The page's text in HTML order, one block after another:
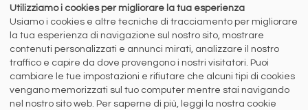
Privacy policy
Digital Services Act Policy
MENU
MERCATI
SERVIZI
SEGUICI SUI NOSTRI
SOCIAL NETWORK
Utilizziamo i cookies per migliorare la tua esperienza
Usiamo i cookies e altre tecniche di tracciamento per migliorare
la tua esperienza di navigazione sul nostro sito, mostrare
contenuti personalizzati e annunci mirati, analizzare il nostro
traffico e capire da dove provengono i nostri visitatori. Puoi
cambiare le tue impostazioni e rifiutare che alcuni tipi di cookies
vengano memorizzati sul tuo computer mentre stai navigando
nel nostro sito web. Per saperne di più, leggi la nostra cookie